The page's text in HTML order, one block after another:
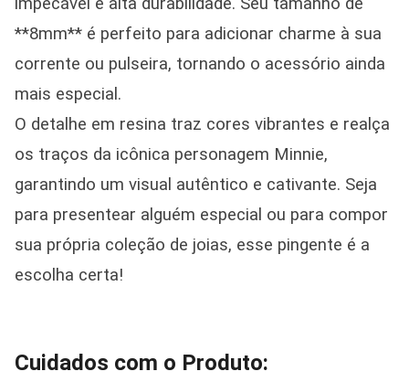
**8mm** é perfeito para adicionar charme à sua
corrente ou pulseira, tornando o acessório ainda
mais especial.
O detalhe em resina traz cores vibrantes e realça
os traços da icônica personagem Minnie,
garantindo um visual autêntico e cativante. Seja
para presentear alguém especial ou para compor
sua própria coleção de joias, esse pingente é a
escolha certa!
Cuidados com o Produto: